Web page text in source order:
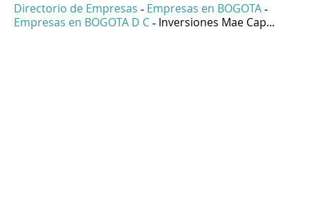
Directorio de Empresas - Empresas en BOGOTA -
Empresas en BOGOTA D C - Inversiones Mae Cap...